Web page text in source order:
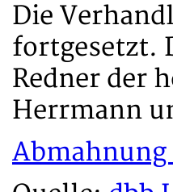
Die
fortgesetzt.
Redner der
Herrmann